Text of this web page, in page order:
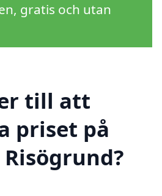
gratis och utan
till att
priset på